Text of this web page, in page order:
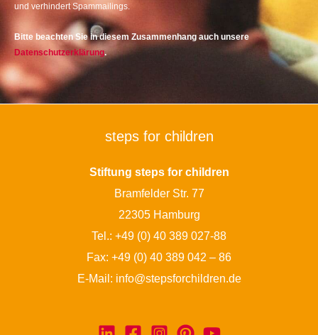
und verhindert Spammailings.
Bitte beachten Sie in diesem Zusammenhang auch unsere
Datenschutzerklärung.
steps for children
Stiftung steps for children
Bramfelder Str. 77
22305 Hamburg
Tel.: +49 (0) 40 389 027-88
Fax: +49 (0) 40 389 042 – 86
E-Mail: info@stepsforchildren.de